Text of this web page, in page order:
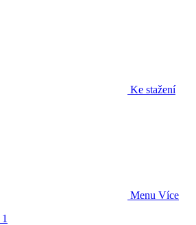
Ke stažení
Menu Více
1